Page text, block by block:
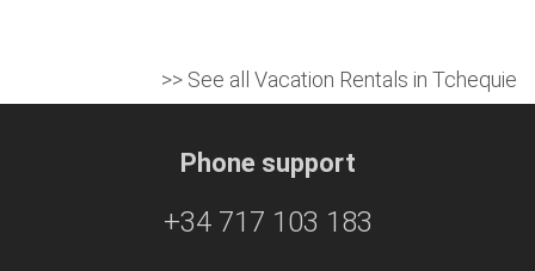
>> See all Vacation Rentals in Tchequie
Phone support
+34 717 103 183